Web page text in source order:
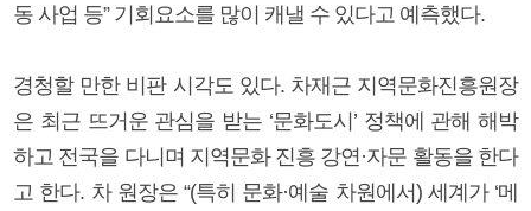
동 사업 등” 기회요소를 많이 캐낼 수 있다고 예측했다.
경청할 만한 비판 시각도 있다. 차재근 지역문화진흥원장
은 최근 뜨거운 관심을 받는 ‘문화도시’ 정책에 관해 해박
하고 전국을 다니며 지역문화 진흥 강연·자문 활동을 한다
고 한다. 차 원장은 “(특히 문화·예술 차원에서) 세계가 ‘메